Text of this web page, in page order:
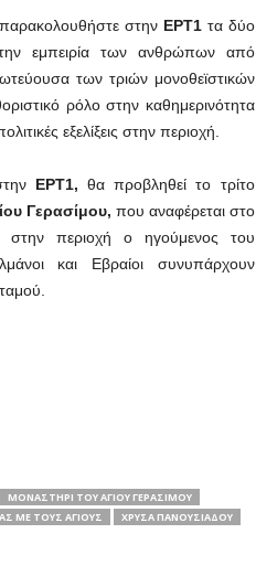
παρακολουθήστε στην ΕΡΤ1τα δύο
εμπειρία των ανθρώπων από
των τριών μονοθεϊστικών
ρόλο στην καθημερινότητα
εξελίξεις στην περιοχή.
ΕΡΤ1, θα προβληθεί το τρίτο
Γερασίμου, που αναφέρεται στο
στην περιοχή ο ηγούμενος του
και Εβραίοι συνυπάρχουν
ΜΟΝΑΣΤΉΡΙ ΤΟΥ ΑΓΊΟΥ ΓΕΡΑΣΊΜΟΥ
ΜΕ ΤΟΥΣ ΑΓΊΟΥΣ ΧΡΎΣΑ ΠΑΝΟΥΣΙΆΔΟΥ